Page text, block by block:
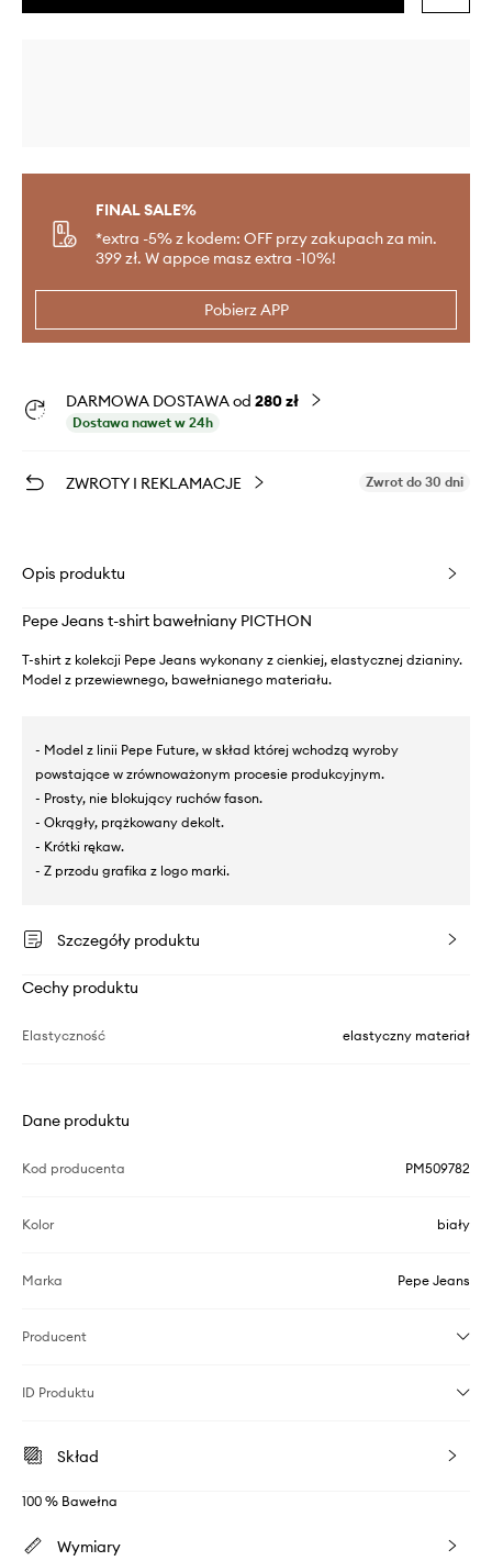
FINAL SALE%
*extra -5% z kodem: OFF przy zakupach za min.
399 zł. W appce masz extra -10%!
Pobierz APP
DARMOWA DOSTAWA od 280 zł
Dostawa nawet w 24h
ZWROTY I REKLAMACJE Zwrot do 30 dni
Opis produktu
Pepe Jeans t-shirt bawełniany PICTHON
T-shirt z kolekcji Pepe Jeans wykonany z cienkiej, elastycznej dzianiny.
Model z przewiewnego, bawełnianego materiału.
- Model z linii Pepe Future, w skład której wchodzą wyroby
powstające w zrównoważonym procesie produkcyjnym.
- Prosty, nie blokujący ruchów fason.
- Okrągły, prążkowany dekolt.
- Krótki rękaw.
- Z przodu grafika z logo marki.
Szczegóły produktu
Cechy produktu
Elastyczność elastyczny materiał
Dane produktu
Kod producenta PM509782
Kolor biały
Marka Pepe Jeans
Producent
ID Produktu
Skład
100 % Bawełna
Wymiary